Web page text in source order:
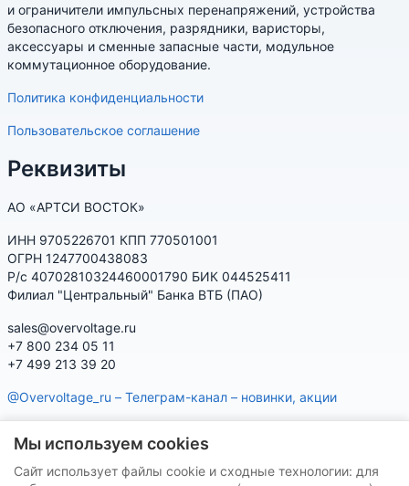
и ограничители импульсных перенапряжений, устройства
безопасного отключения, разрядники, варисторы,
аксессуары и сменные запасные части, модульное
коммутационное оборудование.
Политика конфиденциальности
Пользовательское соглашение
Реквизиты
АО «АРТСИ ВОСТОК»
ИНН 9705226701 КПП 770501001
ОГРН 1247700438083
Р/с 40702810324460001790 БИК 044525411
Филиал "Центральный" Банка ВТБ (ПАО)
sales@overvoltage.ru
+7 800 234 05 11
+7 499 213 39 20
@Overvoltage_ru – Телеграм-канал – новинки, акции
характеристики, наличие, подбор
Нашу продукцию Вы можете приобрести на маркетплейсах
Мы используем cookies
Сайт использует файлы cookie и сходные технологии: для